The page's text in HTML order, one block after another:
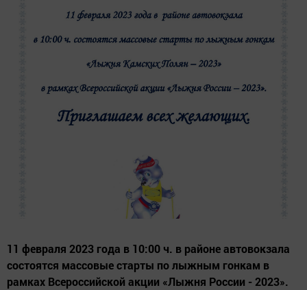
11 февраля 2023 года в 10:00 ч. в районе автовокзала
состоятся массовые старты по лыжным гонкам в
рамках Всероссийской акции «Лыжня России - 2023».